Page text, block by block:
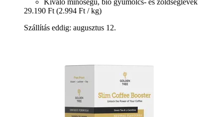
Kiváló minőségű, bio gyümölcs- és zöldséglevek
29.190 Ft (2.994 Ft / kg)
Szállítás eddig: augusztus 12.